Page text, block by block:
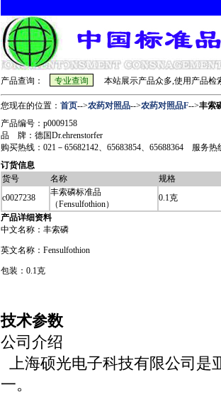
产品查询： 本站展示产品众多,使用产品检
您现在的位置： 首页-->农药对照品-->农药对照品F-->丰索
产品编号：p0009158
品 牌：德国Dr.ehrenstorfer
购买热线：021－65682142、65683854、65688364 服务热
订货信息
货号
名称
规格
c0027238
丰索磷标准品
（Fensulfothion）
0.1克
产品详细资料
中文名称：丰索磷
英文名称：Fensulfothion
包装：0.1克
技术参数
公司介绍
上海硕光电子科技有限公司是
一。